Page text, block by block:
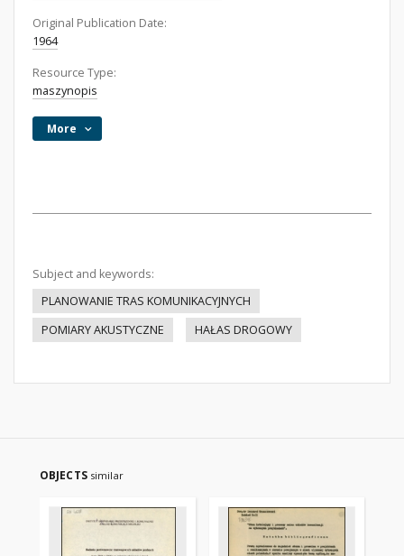
Original Publication Date:
1964
Resource Type:
maszynopis
More
Subject and keywords:
PLANOWANIE TRAS KOMUNIKACYJNYCH
POMIARY AKUSTYCZNE
HAŁAS DROGOWY
OBJECTS similar